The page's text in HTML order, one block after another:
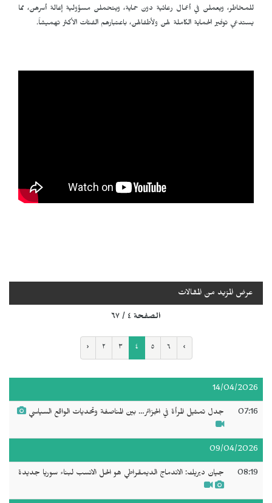
للمخاطر، ويعملن في أعمال رعائية دون حماية، ويتحملن مسؤولية إعالة أسرهن، مما
يستدعي توفير الحماية الكاملة لهن ولأطفالهن، باعتبارهم الفئات الأكثر تهميشاً.
عرض المزيد من المقالات
الصفحة ٤ / ٦٧
‹ ٢ ٣ ٤ ٥ ٦ ›
14/04/2026
07:16 جدل تمثيل المرأة في الجزائر… بين المناصفة وتحديات الواقع السياسي
09/04/2026
08:19 جيان ديريك: الاندماج الديمقراطي هو الحل الانسب لبناء سوريا جديدة